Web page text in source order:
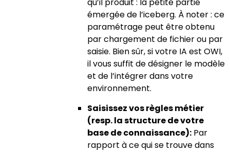
qu’il produit : la petite partie
émergée de l’iceberg. À noter : ce
paramétrage peut être obtenu
par chargement de fichier ou par
saisie. Bien sûr, si votre IA est OWI,
il vous suffit de désigner le modèle
et de l’intégrer dans votre
environnement.
Saisissez vos règles métier
(resp. la structure de votre
base de connaissance): Par
rapport à ce qui se trouve dans